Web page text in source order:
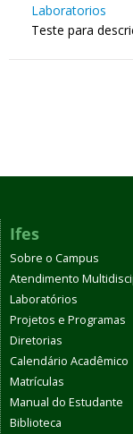
Laboratorios
Teste para
Ifes
Sobre o Campus
Atendimento
Laboratórios
Projetos e Programas
Diretorias
Calendário Acadêmico
Matrículas
Manual do Estudante
Biblioteca